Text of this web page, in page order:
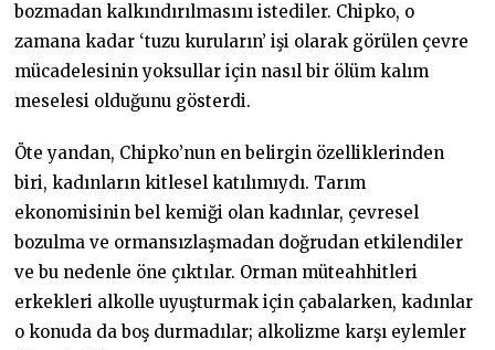
bozmadan kalkındırılmasını istediler. Chipko, o
zamana kadar ‘tuzu kuruların’ işi olarak görülen çevre
mücadelesinin yoksullar için nasıl bir ölüm kalım
meselesi olduğunu gösterdi.
Öte yandan, Chipko’nun en belirgin özelliklerinden
biri, kadınların kitlesel katılımıydı. Tarım
ekonomisinin bel kemiği olan kadınlar, çevresel
bozulma ve ormansızlaşmadan doğrudan etkilendiler
ve bu nedenle öne çıktılar. Orman müteahhitleri
erkekleri alkolle uyuşturmak için çabalarken, kadınlar
o konuda da boş durmadılar; alkolizme karşı eylemler